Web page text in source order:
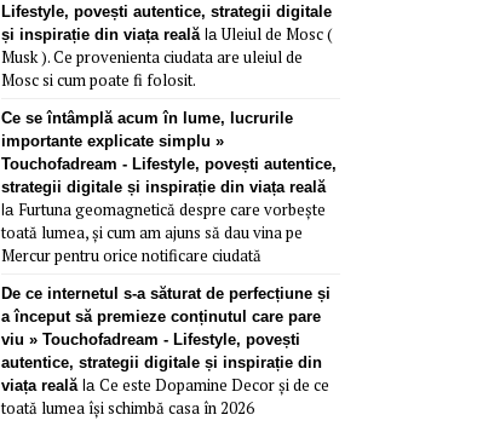
Lifestyle, povești autentice, strategii digitale
și inspirație din viața reală laUleiul de Mosc (
Musk ). Ce provenienta ciudata are uleiul de
Mosc si cum poate fi folosit.
Ce se întâmplă acum în lume, lucrurile
importante explicate simplu »
Touchofadream - Lifestyle, povești autentice,
strategii digitale și inspirație din viața reală
la Furtuna geomagnetică despre care vorbește
toată lumea, și cum am ajuns să dau vina pe
Mercur pentru orice notificare ciudată
De ce internetul s-a săturat de perfecțiune și
a început să premieze conținutul care pare
viu » Touchofadream - Lifestyle, povești
autentice, strategii digitale și inspirație din
viața reală la Ce este Dopamine Decor și de ce
toată lumea își schimbă casa în 2026